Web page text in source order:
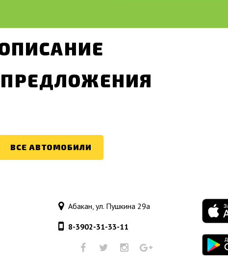
ВСЕ АВТОМОБИЛИ
Абакан, ул. Пушкина 29а
8-3902-31-33-11